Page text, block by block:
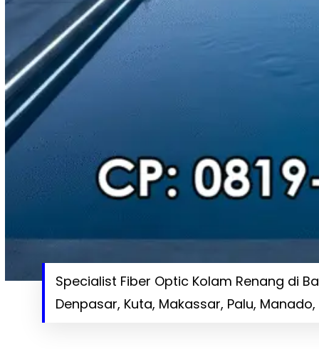
Specialist Fiber Optic Kolam Renang di
Denpasar, Kuta, Makassar, Palu,